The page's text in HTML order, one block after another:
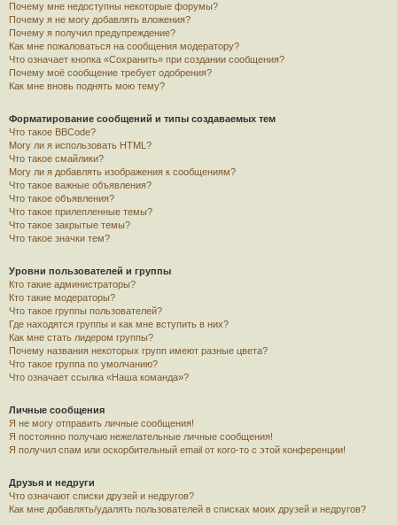
Почему мне недоступны некоторые форумы?
Почему я не могу добавлять вложения?
Почему я получил предупреждение?
Как мне пожаловаться на сообщения модератору?
Что означает кнопка «Сохранить» при создании сообщения?
Почему моё сообщение требует одобрения?
Как мне вновь поднять мою тему?
Форматирование сообщений и типы создаваемых тем
Что такое BBCode?
Могу ли я использовать HTML?
Что такое смайлики?
Могу ли я добавлять изображения к сообщениям?
Что такое важные объявления?
Что такое объявления?
Что такое прилепленные темы?
Что такое закрытые темы?
Что такое значки тем?
Уровни пользователей и группы
Кто такие администраторы?
Кто такие модераторы?
Что такое группы пользователей?
Где находятся группы и как мне вступить в них?
Как мне стать лидером группы?
Почему названия некоторых групп имеют разные цвета?
Что такое группа по умолчанию?
Что означает ссылка «Наша команда»?
Личные сообщения
Я не могу отправить личные сообщения!
Я постоянно получаю нежелательные личные сообщения!
Я получил спам или оскорбительный email от кого-то с этой конференции!
Друзья и недруги
Что означают списки друзей и недругов?
Как мне добавлять/удалять пользователей в списках моих друзей и недругов?